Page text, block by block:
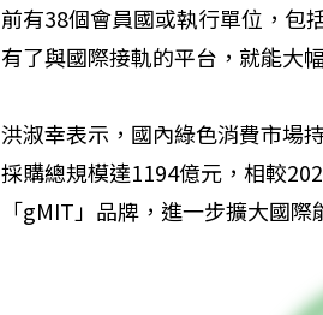
前有38個會員國或執行單位，包
有了與國際接軌的平台，就能大
洪淑幸表示，國內綠色消費市場
採購總規模達1194億元，相較
「gMIT」品牌，進一步擴大國際